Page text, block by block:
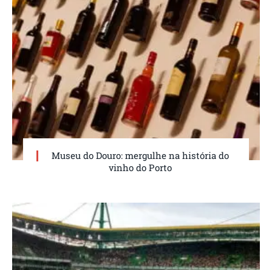
Museu do Douro: mergulhe na história do
vinho do Porto